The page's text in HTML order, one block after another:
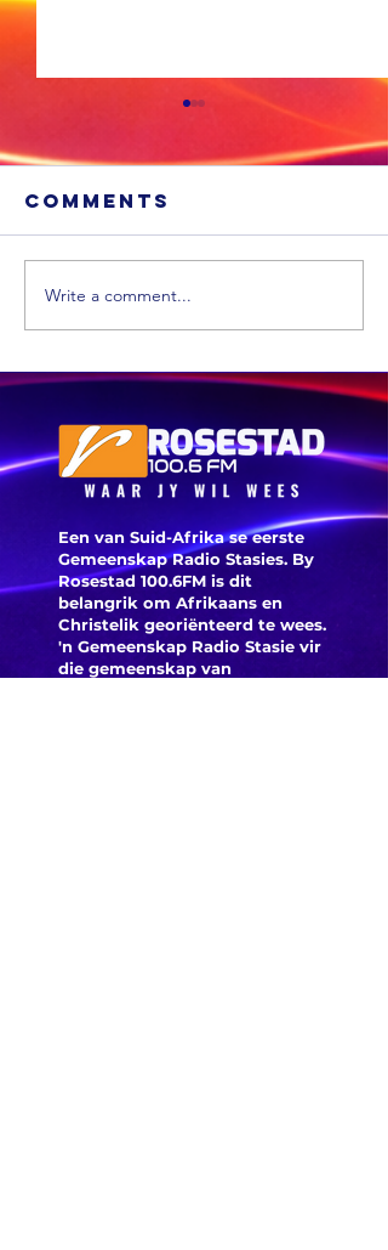
Ramaphosa sê die
sal hom nie kan
nie
Comments
Write a comment...
Een van Suid-Afrika se eerste
Gemeenskap Radio Stasies. By
Rosestad 100.6FM is dit
belangrik om Afrikaans en
Christelik georiënteerd te wees.
'n Gemeenskap Radio Stasie vir
die gemeenskap van